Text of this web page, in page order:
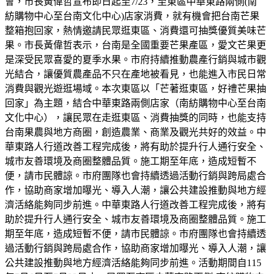
紡購物中心至台南文化中心)店家消費，就有機會把台南芒果
整箱抱回家，熱情邀請民眾逛東區、消費還可抽獎優質美味芒
果。市長黃偉哲表示，台南是全國重要芒果產區，愛文芒果更
是深受民眾喜愛的夏季水果。市府持續推動農產行銷與城市觀
光結合，讓優質農產品不只在產地被看見，也能進入市民日常
消費與觀光遊逛場域。本次東區以「芒著逛東區，好禮芒果抽
回家」為主題，結合中華東路兩側店家（南紡購物中心至台南
文化中心），讓民眾在走逛東區、消費抽獎的同時，也能支持
台南果農與地方商圈，創造農業、商業及觀光共好的效益。中
華東路人行道改善工程完成後，將有助於提升行人通行安全、
城市友善環境及商圈整體品質。施工期至年底，造成短暫不
便，請市民體諒。市府團隊也會持續透過活動行銷與跨局處合
作，協助商家增加曝光、導入人潮，讓公共建設推動與地方經
濟活絡能夠同步前進。中華東路人行道改善工程完成後，將有
助於提升行人通行安全、城市友善環境及商圈整體品質。施工
期至年底，造成短暫不便，請市民體諒。市府團隊也會持續透
過活動行銷與跨局處合作，協助商家增加曝光、導入人潮，讓
公共建設推動與地方經濟活絡能夠同步前進。活動期間自115